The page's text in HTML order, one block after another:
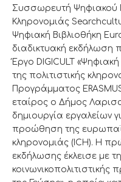
Συσσωρευτή Ψηφιακού
Κληρονομιάς
Ψηφιακή Βιβλιοθήκη
διαδικτυακή
Έργο DIGICULT
της πολιτιστικής
Προγράμματος
εταίρος ο Δήμος
δημιουργία εργαλείων
προώθηση της
κληρονομιάς (ICH). Η
εκδήλωσης έκλεισε με